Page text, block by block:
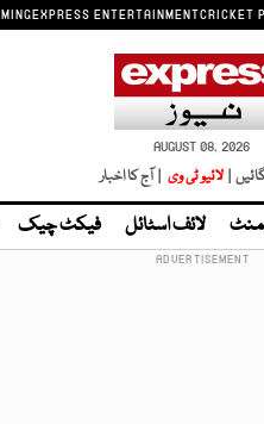
EXPRESS ENTERTAINMENTCRICKET
AUGUST 08, 2026
| لائیو ٹی وی | آج کا اخبار
لائف اسٹائل فیکٹ چیک